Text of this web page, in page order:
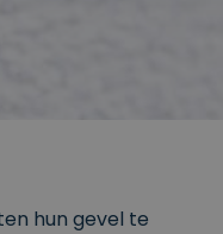
hun gevel te